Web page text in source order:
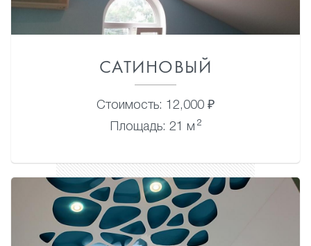
САТИНОВЫЙ
Стоимость: 12,000 ₽
Площадь: 21 м 2